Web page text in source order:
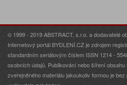
© 1999 - 2019 ABSTRACT, s.r.o. a dodavatelé
Internetový portál BYDLENÍ.CZ je zdrojem
standardním seriálovým číslem ISSN 1214 -
osobních údajů. Publikování nebo šíření
zveřejněného materiálu jakoukoliv formou je